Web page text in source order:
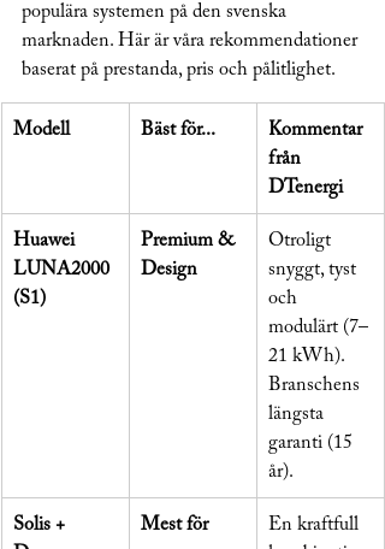
populära systemen på den svenska
marknaden. Här är våra rekommendationer
baserat på prestanda, pris och pålitlighet.
Modell Bäst för...
Kommentar
från
DTenergi
Huawei
LUNA2000
(S1)
Premium &
Design
Otroligt
snyggt, tyst
och
modulärt (7–
21 kWh).
Branschens
längsta
garanti (15
år).
Solis +
Mest för
En kraftfull